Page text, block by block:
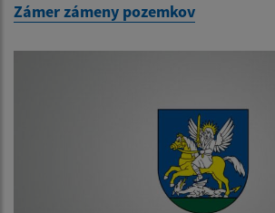
Zámer zámeny pozemkov